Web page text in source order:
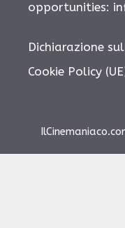
opportunities:
Dichiarazione
Cookie Policy